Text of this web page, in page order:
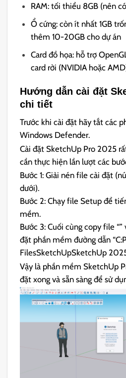
RAM: tối thiểu 8GB (nên
Ổ cứng: còn ít nhất 1GB
thêm 10-20GB cho dự án
Card đồ họa: hỗ trợ
card rời (NVIDIA hoặc
Hướng dẫn cài đặt
chi tiết
Trước khi cài đặt hãy tắt các
Windows Defender.
Cài đặt SketchUp Pro 2025
cần thực hiện lần lượt các
Bước 1: Giải nén file cài đặt
dưới).
Bước 2: Chạy file Setup để
mềm.
Bước 3: Cuối cùng copy file
đặt phần mềm đường dẫn
FilesSketchUpSketchUp
Vậy là phần mềm SketchUp
đặt xong và sẵn sàng để sử